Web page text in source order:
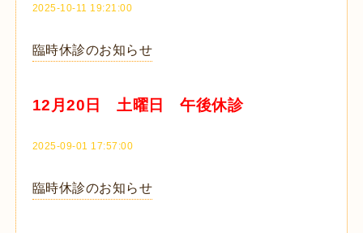
2025-10-11 19:21:00
臨時休診のお知らせ
12月20日 土曜日 午後休診
2025-09-01 17:57:00
臨時休診のお知らせ